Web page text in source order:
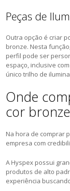
Peças de
Outra opção é criar
bronze. Nesta
perfil pode ser
espaço, inclusive
único trilho de
Onde
cor bronze
Na hora de comprar
empresa com
A Hyspex possui
produtos de alto
experiência